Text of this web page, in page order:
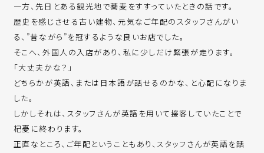
一方、先日とある観光地で蕎麦をすすっていたときの話です。
歴史を感じさせる古い建物、元気なご年配のスタッフさんがい
る、”昔ながら”を冠するような良いお店でした。
そこへ、外国人の入店があり、私に少しだけ緊張が走ります。
「大丈夫かな？」
どちらかが英語、または日本語が話せるのかな、と心配になりま
した。
しかしそれは、スタッフさんが英語を用いて接客していたことで
杞憂に終わります。
正直なところ、ご年配ということもあり、スタッフさんが英語を話